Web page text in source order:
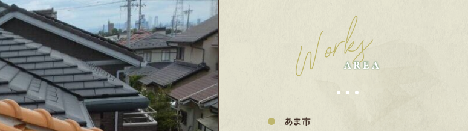
Works
AREA
あま市